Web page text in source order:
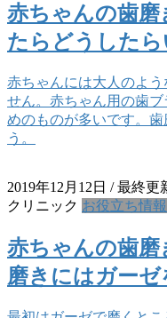
赤ちゃんの歯磨
たらどうしたら
赤ちゃんには大人のよ
せん。赤ちゃん用の歯
めのものが多いです。
う。
2019年12月12日 / 最終更
クリニック お役立ち情報
赤ちゃんの歯磨
磨きにはガーゼ